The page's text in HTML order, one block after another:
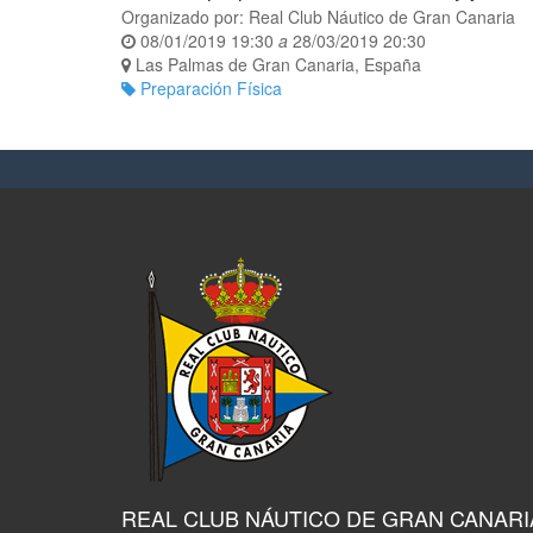
Organizado por: Real Club Náutico de Gran Canaria
08/01/2019 19:30 a 28/03/2019 20:30
Las Palmas de Gran Canaria, España
Preparación Física
REAL CLUB NÁUTICO DE GRAN